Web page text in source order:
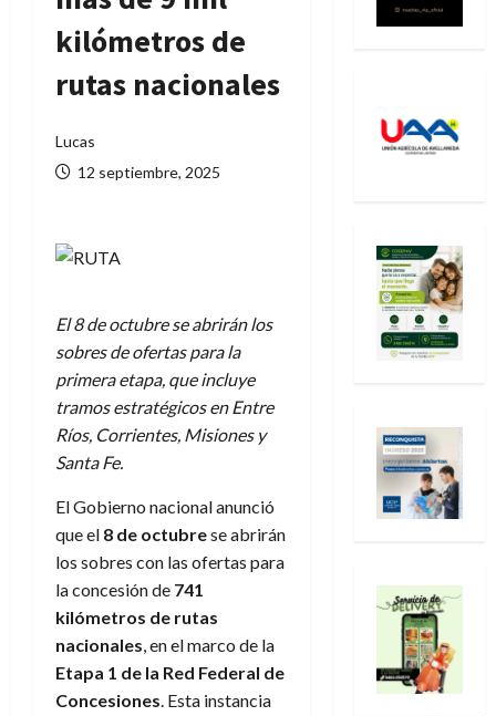
kilómetros de
rutas nacionales
Lucas
12 septiembre, 2025
El 8 de octubre se abrirán los
sobres de ofertas para la
primera etapa, que incluye
tramos estratégicos en Entre
Ríos, Corrientes, Misiones y
Santa Fe.
El Gobierno nacional anunció
que el 8 de octubrese abrirán
los sobres con las ofertas para
la concesión de 741
kilómetros de rutas
nacionales, en el marco de la
Etapa 1 de la Red Federal de
Concesiones. Esta instancia